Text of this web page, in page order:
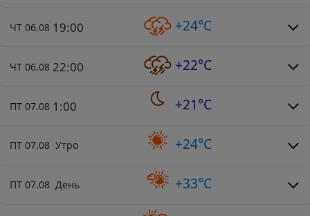
ЧТ 06.08 19:00 +24°C
ЧТ 06.08 22:00 +22°C
ПТ 07.08 1:00 +21°C
ПТ 07.08 Утро +24°C
ПТ 07.08 День +33°C